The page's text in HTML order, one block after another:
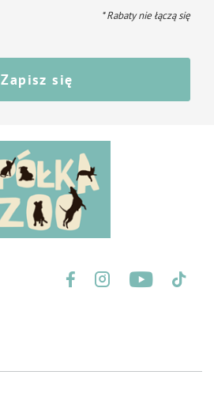
* Rabaty nie łączą się
Zapisz się